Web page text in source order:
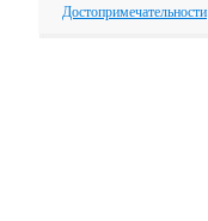
Достопримечательности